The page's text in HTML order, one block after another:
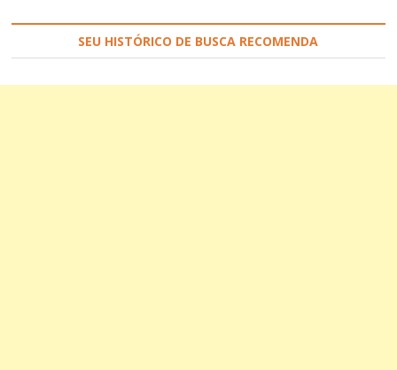
SEU HISTÓRICO DE BUSCA RECOMENDA